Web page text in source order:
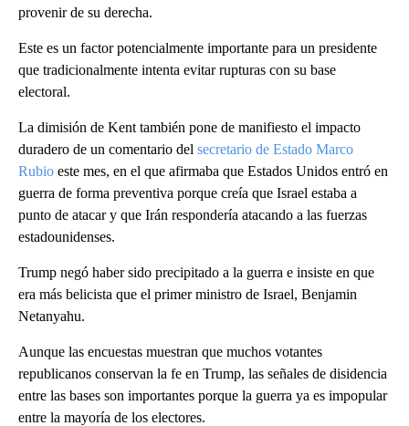
provenir de su derecha.
Este es un factor potencialmente importante para un presidente
que tradicionalmente intenta evitar rupturas con su base
electoral.
La dimisión de Kent también pone de manifiesto el impacto
duradero de un comentario del secretario de Estado Marco
Rubio este mes, en el que afirmaba que Estados Unidos entró en
guerra de forma preventiva porque creía que Israel estaba a
punto de atacar y que Irán respondería atacando a las fuerzas
estadounidenses.
Trump negó haber sido precipitado a la guerra e insiste en que
era más belicista que el primer ministro de Israel, Benjamin
Netanyahu.
Aunque las encuestas muestran que muchos votantes
republicanos conservan la fe en Trump, las señales de disidencia
entre las bases son importantes porque la guerra ya es impopular
entre la mayoría de los electores.